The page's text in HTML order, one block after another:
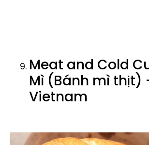
Meat and Cold
Mì (Bánh mì thịt)
Vietnam